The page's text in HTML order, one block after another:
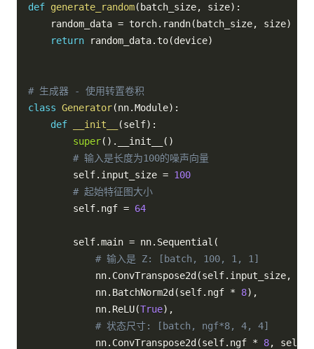
def generate_random( batch_size, size) :
    random_data
= torch. randn( batch_size, size)
return random_data.to(device)
# 生成器 - 使用转置卷积
class Generator(nn.Module) :
def
__init__ (self) :
super( ) . __init__ ( )
# 输入是长度为100的噪声向量
        self
. input_size = 100
# 起始特征图大小
        self
. ngf = 64
        self
.main = nn. Sequential (
# 输入是 Z: [batch, 100, 1, 1]
            nn
. ConvTranspose2d (self. input_size,
            nn
. BatchNorm2d (self. ngf * 8) ,
            nn
. ReLU(True) ,
# 状态尺寸: [batch, ngf*8, 4, 4]
            nn
. ConvTranspose2d (self. ngf * 8, self